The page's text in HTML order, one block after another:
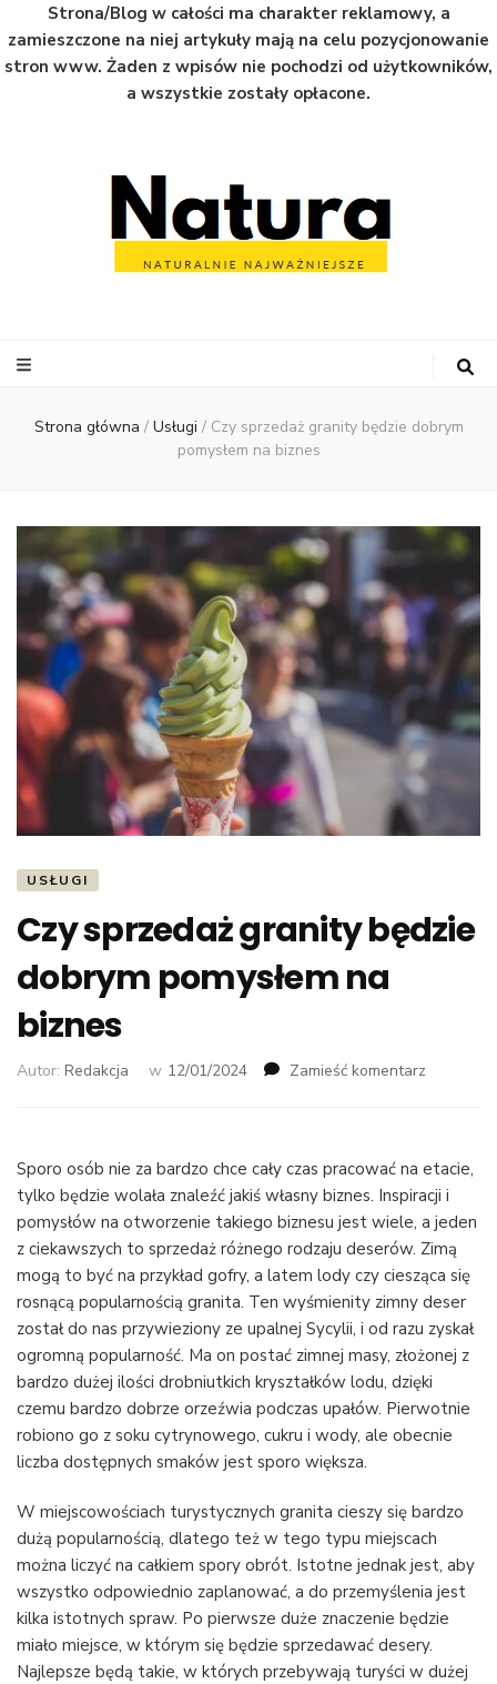
Strona/Blog w całości ma charakter reklamowy, a
zamieszczone na niej artykuły mają na celu pozycjonowanie
stron www. Żaden z wpisów nie pochodzi od użytkowników,
a wszystkie zostały opłacone.
Strona główna / Usługi / Czy sprzedaż granity będzie dobrym
pomysłem na biznes
USŁUGI
Czy sprzedaż granity będzie
dobrym pomysłem na
biznes
Autor: Redakcja w 12/01/2024 Zamieść komentarz
granity
będzie
dobrym
pomysłem
na
biznes
Sporo osób nie za bardzo chce cały czas pracować na etacie,
tylko będzie wolała znaleźć jakiś własny biznes. Inspiracji i
pomysłów na otworzenie takiego biznesu jest wiele, a jeden
z ciekawszych to sprzedaż różnego rodzaju deserów. Zimą
mogą to być na przykład gofry, a latem lody czy ciesząca się
rosnącą popularnością granita. Ten wyśmienity zimny deser
został do nas przywieziony ze upalnej Sycylii, i od razu zyskał
ogromną popularność. Ma on postać zimnej masy, złożonej z
bardzo dużej ilości drobniutkich kryształków lodu, dzięki
czemu bardzo dobrze orzeźwia podczas upałów. Pierwotnie
robiono go z soku cytrynowego, cukru i wody, ale obecnie
liczba dostępnych smaków jest sporo większa.
W miejscowościach turystycznych granita cieszy się bardzo
dużą popularnością, dlatego też w tego typu miejscach
można liczyć na całkiem spory obrót. Istotne jednak jest, aby
wszystko odpowiednio zaplanować, a do przemyślenia jest
kilka istotnych spraw. Po pierwsze duże znaczenie będzie
miało miejsce, w którym się będzie sprzedawać desery.
Najlepsze będą takie, w których przebywają turyści w dużej